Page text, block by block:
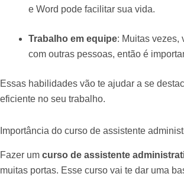
e Word pode facilitar sua vida.
Trabalho em equipe: Muitas vezes,
com outras pessoas, então é
Essas habilidades vão te ajudar a se
eficiente no seu trabalho.
Importância do curso de assistente
Fazer um curso de assistente
muitas portas. Esse curso vai te dar uma